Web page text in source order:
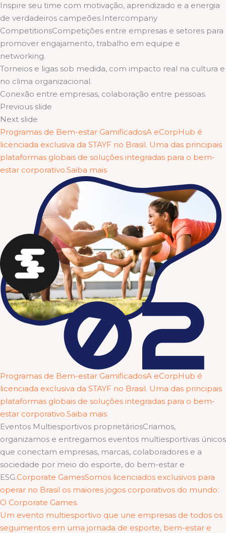
Inspire seu time com motivação, aprendizado e a energia
de verdadeiros campeões.Intercompany
CompetitionsCompetições entre empresas e setores para
promover engajamento, trabalho em equipe e
networking.
Torneios e ligas sob medida, com impacto real na cultura e
no clima organizacional.
Conexão entre empresas, colaboração entre pessoas.
Previous slide
Next slide
Programas de Bem-estar GamificadosA eCorpHub é
licenciada exclusiva da STAYF no Brasil. Uma das principais
plataformas globais de soluções integradas para o bem-
estar corporativo.Saiba mais
Programas de Bem-estar GamificadosA eCorpHub é
licenciada exclusiva da STAYF no Brasil. Uma das principais
plataformas globais de soluções integradas para o bem-
estar corporativo.Saiba mais
Eventos Multiesportivos proprietáriosCriamos,
organizamos e entregamos eventos multiesportivas únicos
que conectam empresas, marcas, colaboradores e a
sociedade por meio do esporte, do bem-estar e
ESG.Corporate GamesSomos licenciados exclusivos para
operar no Brasil os maiores jogos corporativos do mundo:
O Corporate Games.
Um evento multiesportivo que une empresas de todos os
seguimentos em uma jornada de esporte, bem-estar e